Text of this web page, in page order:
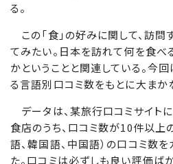
る。
この「食」の好みに関して、訪
てみたい。日本を訪れて何を食べ
かということと関連している。今
る言語別口コミ数をもとに大まか
データは、某旅行口コミサイト
食店のうち、口コミ数が10件以上
語、韓国語、中国語）の口コミ数
た。口コミは必ずしも良い評価ば